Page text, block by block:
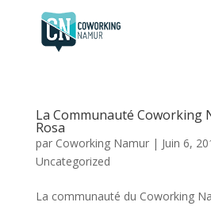
La Communauté Coworking
Rosa
par Coworking Namur| Juin 6,
Uncategorized
La communauté du Coworking